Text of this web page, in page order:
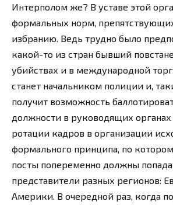
Интерполом же? В уставе этой
формальных норм,
избранию. Ведь трудно было
какой-то из стран бывший
убийствах и в международной
станет начальником полиции и,
получит возможность
должности в руководящих
ротации кадров в организации
формального принципа, по
посты попеременно должны
представители разных регионов:
Америки. В очередной раз, когда